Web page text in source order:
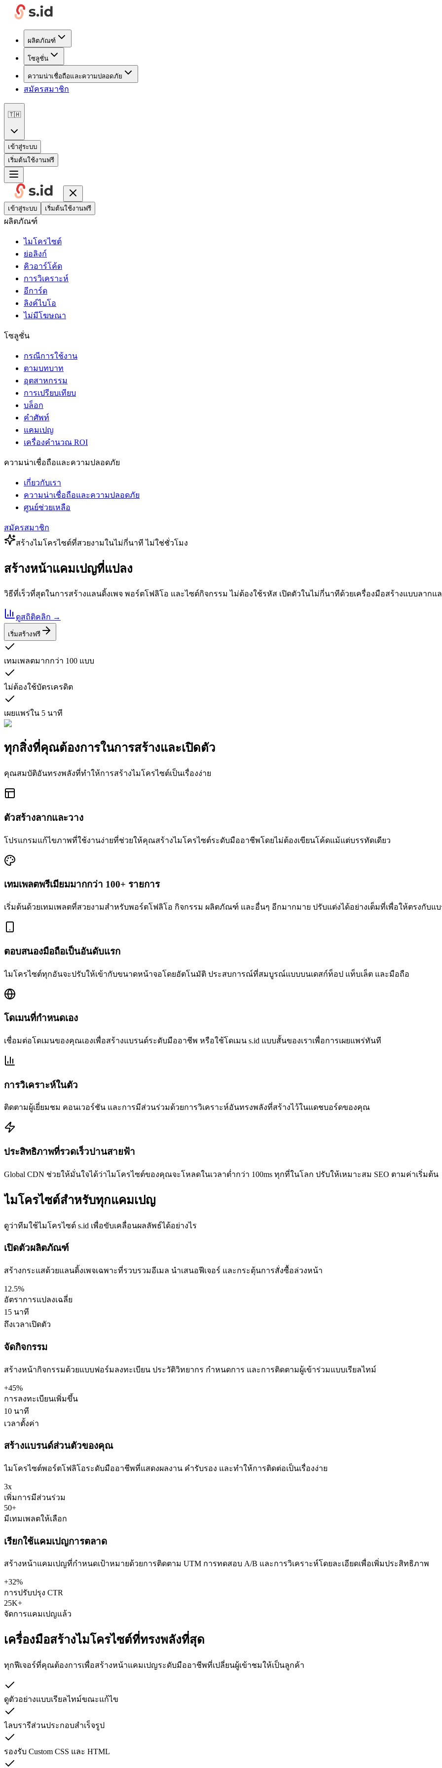
ผลิตภัณฑ์
โซลูชั่น
ความน่าเชื่อถือและความปลอดภัย
สมัครสมาชิก
🇹🇭
เข้าสู่ระบบ
เริ่มต้นใช้งานฟรี
เข้าสู่ระบบ เริ่มต้นใช้งานฟรี
ผลิตภัณฑ์
ไมโครไซต์
ย่อลิงก์
คิวอาร์โค้ด
การวิเคราะห์
อีการ์ด
ลิงค์ไบโอ
ไม่มีโฆษณา
โซลูชั่น
กรณีการใช้งาน
ตามบทบาท
อุตสาหกรรม
การเปรียบเทียบ
บล็อก
คำศัพท์
แคมเปญ
เครื่องคำนวณ ROI
ความน่าเชื่อถือและความปลอดภัย
เกี่ยวกับเรา
ความน่าเชื่อถือและความปลอดภัย
ศูนย์ช่วยเหลือ
สมัครสมาชิก
สร้างไมโครไซต์ที่สวยงามในไม่กี่นาที ไม่ใช่ชั่วโมง
สร้างหน้าแคมเปญที่แปลง
วิธีที่เร็วที่สุดในการสร้างแลนดิ้งเพจ พอร์ตโฟลิโอ และไซต์กิจกรรม ไม่ต้องใช้รหัส เปิดตัวในไม่กี่นาทีด้วยเครื่องมือสร้างแบบลากแล
ดูสถิติคลิก →
เริ่มสร้างฟรี
เทมเพลตมากกว่า 100 แบบ
ไม่ต้องใช้บัตรเครดิต
เผยแพร่ใน 5 นาที
ทุกสิ่งที่คุณต้องการในการสร้างและเปิดตัว
คุณสมบัติอันทรงพลังที่ทำให้การสร้างไมโครไซต์เป็นเรื่องง่าย
ตัวสร้างลากและวาง
โปรแกรมแก้ไขภาพที่ใช้งานง่ายที่ช่วยให้คุณสร้างไมโครไซต์ระดับมืออาชีพโดยไม่ต้องเขียนโค้ดแม้แต่บรรทัดเดียว
เทมเพลตพรีเมียมมากกว่า 100+ รายการ
เริ่มต้นด้วยเทมเพลตที่สวยงามสำหรับพอร์ตโฟลิโอ กิจกรรม ผลิตภัณฑ์ และอื่นๆ อีกมากมาย ปรับแต่งได้อย่างเต็มที่เพื่อให้ตรงกับ
ตอบสนองมือถือเป็นอันดับแรก
ไมโครไซต์ทุกอันจะปรับให้เข้ากับขนาดหน้าจอโดยอัตโนมัติ ประสบการณ์ที่สมบูรณ์แบบบนเดสก์ท็อป แท็บเล็ต และมือถือ
โดเมนที่กำหนดเอง
เชื่อมต่อโดเมนของคุณเองเพื่อสร้างแบรนด์ระดับมืออาชีพ หรือใช้โดเมน s.id แบบสั้นของเราเพื่อการเผยแพร่ทันที
การวิเคราะห์ในตัว
ติดตามผู้เยี่ยมชม คอนเวอร์ชัน และการมีส่วนร่วมด้วยการวิเคราะห์อันทรงพลังที่สร้างไว้ในแดชบอร์ดของคุณ
ประสิทธิภาพที่รวดเร็วปานสายฟ้า
Global CDN ช่วยให้มั่นใจได้ว่าไมโครไซต์ของคุณจะโหลดในเวลาต่ำกว่า 100ms ทุกที่ในโลก ปรับให้เหมาะสม SEO ตามค่าเริ่มต้น
ไมโครไซต์สำหรับทุกแคมเปญ
ดูว่าทีมใช้ไมโครไซต์ s.id เพื่อขับเคลื่อนผลลัพธ์ได้อย่างไร
เปิดตัวผลิตภัณฑ์
สร้างกระแสด้วยแลนดิ้งเพจเฉพาะที่รวบรวมอีเมล นำเสนอฟีเจอร์ และกระตุ้นการสั่งซื้อล่วงหน้า
12.5%
อัตราการแปลงเฉลี่ย
15 นาที
ถึงเวลาเปิดตัว
จัดกิจกรรม
สร้างหน้ากิจกรรมด้วยแบบฟอร์มลงทะเบียน ประวัติวิทยากร กำหนดการ และการติดตามผู้เข้าร่วมแบบเรียลไทม์
+45%
การลงทะเบียนเพิ่มขึ้น
10 นาที
เวลาตั้งค่า
สร้างแบรนด์ส่วนตัวของคุณ
ไมโครไซต์พอร์ตโฟลิโอระดับมืออาชีพที่แสดงผลงาน คำรับรอง และทำให้การติดต่อเป็นเรื่องง่าย
3x
เพิ่มการมีส่วนร่วม
50+
มีเทมเพลตให้เลือก
เรียกใช้แคมเปญการตลาด
สร้างหน้าแคมเปญที่กำหนดเป้าหมายด้วยการติดตาม UTM การทดสอบ A/B และการวิเคราะห์โดยละเอียดเพื่อเพิ่มประสิทธิภาพ
+32%
การปรับปรุง CTR
25K+
จัดการแคมเปญแล้ว
เครื่องมือสร้างไมโครไซต์ที่ทรงพลังที่สุด
ทุกฟีเจอร์ที่คุณต้องการเพื่อสร้างหน้าแคมเปญระดับมืออาชีพที่เปลี่ยนผู้เข้าชมให้เป็นลูกค้า
ดูตัวอย่างแบบเรียลไทม์ขณะแก้ไข
ไลบรารีส่วนประกอบสำเร็จรูป
รองรับ Custom CSS และ HTML